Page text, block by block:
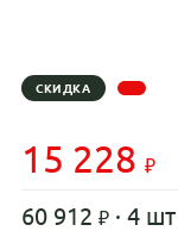
СКИДКА
15 228
60 912 · 4 шт